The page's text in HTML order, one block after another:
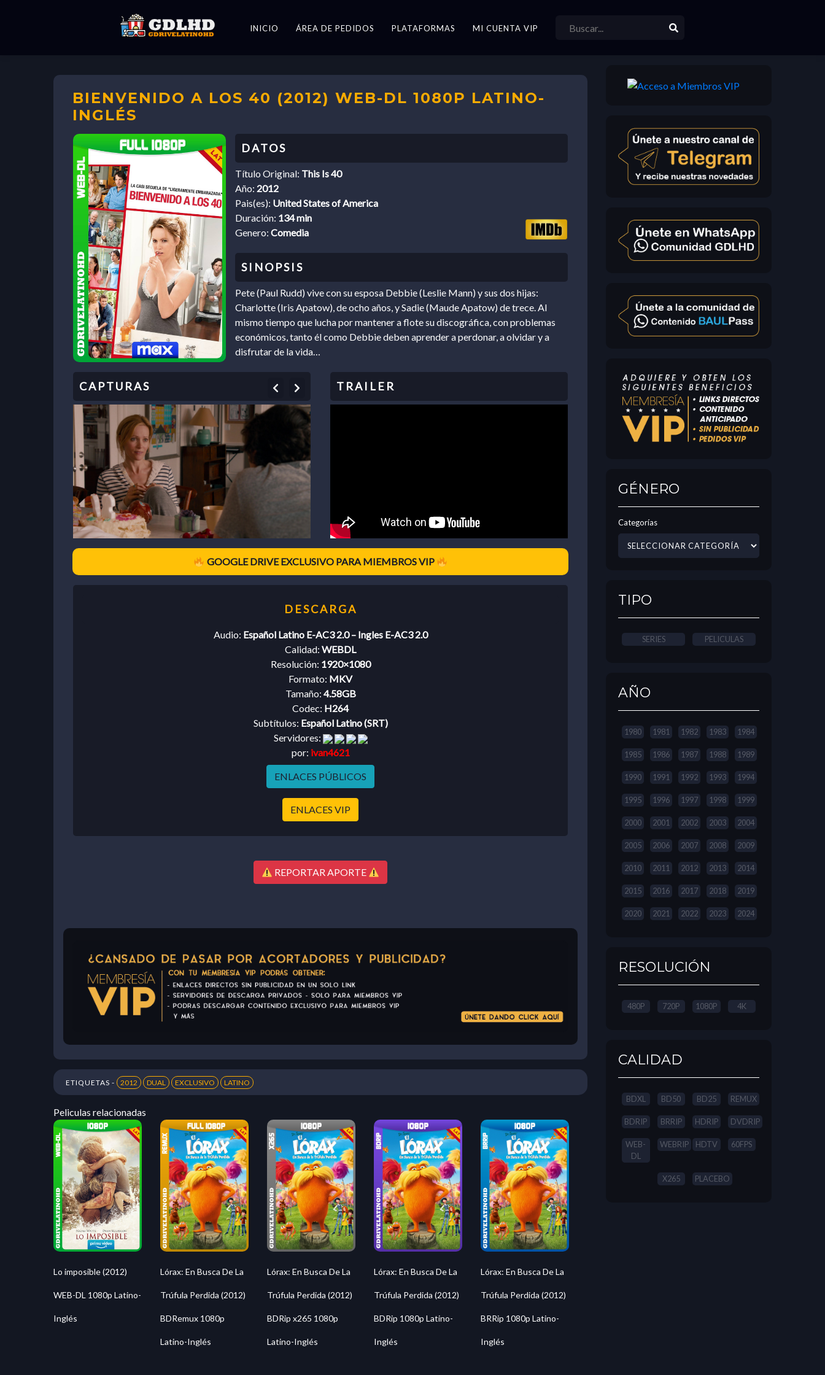
INICIO ÁREA DE PEDIDOS PLATAFORMAS MI CUENTA VIP
BIENVENIDO A LOS 40 (2012) WEB-DL 1080P LATINO-
INGLÉS
Título Original: This Is 40
Año: 2012
Pais(es): United States of America
Duración: 134 min
Genero: Comedia
Pete (Paul Rudd) vive con su esposa Debbie (Leslie Mann) y sus dos hijas:
Charlotte (Iris Apatow), de ocho años, y Sadie (Maude Apatow) de trece. Al
mismo tiempo que lucha por mantener a flote su discográfica, con problemas
económicos, tanto él como Debbie deben aprender a perdonar, a olvidar y a
disfrutar de la vida…
Previous
GOOGLE DRIVE EXCLUSIVO PARA MIEMBROS VIP
Audio: Español Latino E-AC3 2.0 – Ingles E-AC3 2.0
Calidad: WEBDL
Resolución: 1920×1080
Formato: MKV
Tamaño: 4.58GB
Codec: H264
Subtítulos: Español Latino (SRT)
Servidores:
por: ivan4621
ENLACES PÚBLICOS
ENLACES VIP
REPORTAR APORTE
ETIQUETAS - 2012 DUAL EXCLUSIVO LATINO
Peliculas relacionadas
Lo imposible (2012)
WEB-DL 1080p Latino-
Inglés
Lórax: En Busca De La
Trúfula Perdida (2012)
BDRemux 1080p
Latino-Inglés
Lórax: En Busca De La
Trúfula Perdida (2012)
BDRip x265 1080p
Latino-Inglés
Lórax: En Busca De La
Trúfula Perdida (2012)
BDRip 1080p Latino-
Inglés
Lórax: En Busca De La
Trúfula Perdida (2012)
BRRip 1080p Latino-
Inglés
GÉNERO
Categorías
TIPO
SERIES PELICULAS
AÑO
1980 1981 1982 1983 1984
1985 1986 1987 1988 1989
1990 1991 1992 1993 1994
1995 1996 1997 1998 1999
2000 2001 2002 2003 2004
2005 2006 2007 2008 2009
2010 2011 2012 2013 2014
2015 2016 2017 2018 2019
2020 2021 2022 2023 2024
RESOLUCIÓN
480P 720P 1080P 4K
CALIDAD
BDXL BD50 BD25 REMUX
BDRIP BRRIP HDRIP DVDRIP
WEB-
DL
WEBRIP HDTV 60FPS
X265 PLACEBO